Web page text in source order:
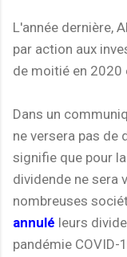
L'année dernière,
par action aux
de moitié en 2020
Dans un
ne versera pas de
signifie que pour
dividende ne sera
nombreuses
annulé leurs
pandémie COVID-